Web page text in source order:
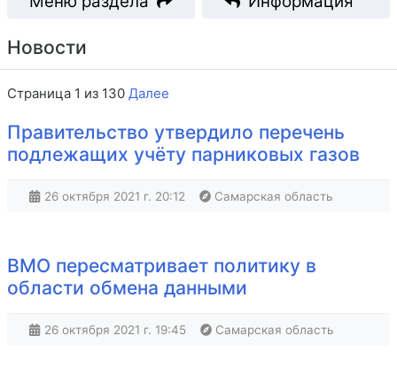
Новости
Страница 1 из 130 Далее
Правительство утвердило перечень
подлежащих учёту парниковых газов
26 октября 2021 г. 20:12 Самарская область
ВМО пересматривает политику в
области обмена данными
26 октября 2021 г. 19:45 Самарская область